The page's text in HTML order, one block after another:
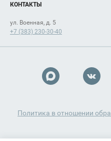
КОНТАКТЫ
ул. Военная, д. 5
+7 (383) 230-30-40
Политика в отношении